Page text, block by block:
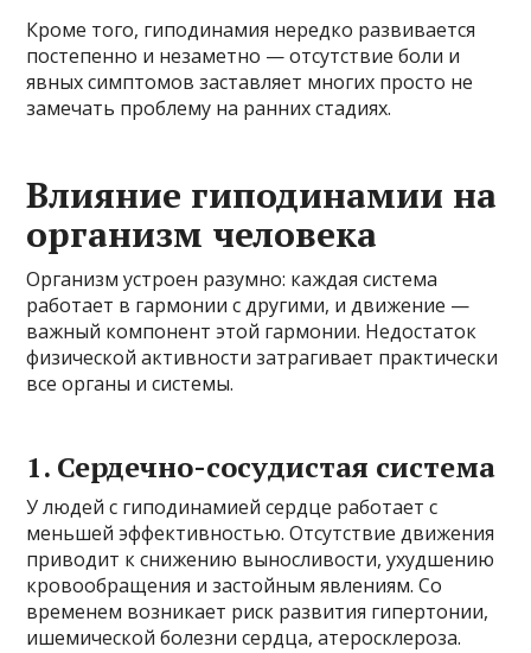
Кроме того, гиподинамия нередко развивается
постепенно и незаметно — отсутствие боли и
явных симптомов заставляет многих просто не
замечать проблему на ранних стадиях.
Влияние гиподинамии на
организм человека
Организм устроен разумно: каждая система
работает в гармонии с другими, и движение —
важный компонент этой гармонии. Недостаток
физической активности затрагивает практически
все органы и системы.
1. Сердечно-сосудистая система
У людей с гиподинамией сердце работает с
меньшей эффективностью. Отсутствие движения
приводит к снижению выносливости, ухудшению
кровообращения и застойным явлениям. Со
временем возникает риск развития гипертонии,
ишемической болезни сердца, атеросклероза.